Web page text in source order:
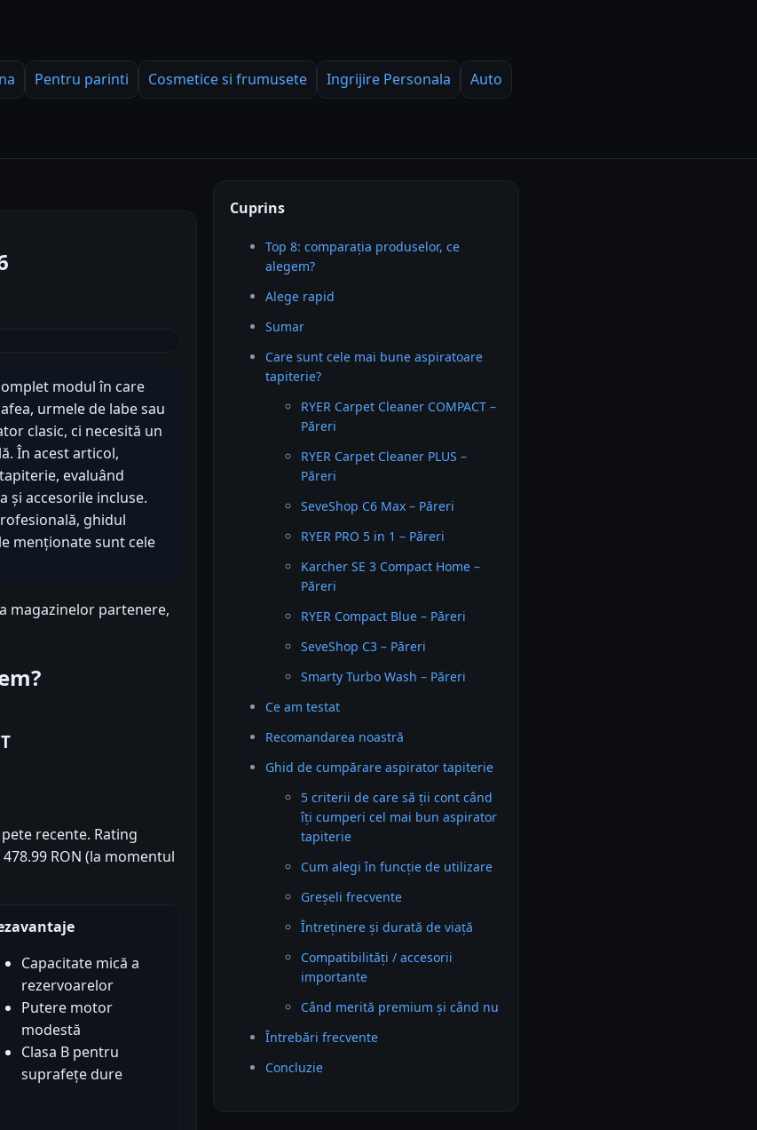
Pentru parinti Cosmetice si frumusete Ingrijire Personala
Auto
modul în care
urmele de labe sau
clasic, ci necesită un
În acest articol,
evaluând
și accesorile incluse.
ghidul
menționate sunt cele
magazinelor partenere,
recente. Rating
RON (la momentul
Capacitate mică a
rezervoarelor
Putere motor
modestă
Clasa B pentru
suprafețe dure
Cuprins
Top 8: comparația produselor, ce
alegem?
Alege rapid
Sumar
Care sunt cele mai bune aspiratoare
tapiterie?
RYER Carpet Cleaner COMPACT –
Păreri
RYER Carpet Cleaner PLUS –
Păreri
SeveShop C6 Max – Păreri
RYER PRO 5 in 1 – Păreri
Karcher SE 3 Compact Home –
Păreri
RYER Compact Blue – Păreri
SeveShop C3 – Păreri
Smarty Turbo Wash – Păreri
Ce am testat
Recomandarea noastră
Ghid de cumpărare aspirator tapiterie
5 criterii de care să ții cont când
îți cumperi cel mai bun aspirator
tapiterie
Cum alegi în funcție de utilizare
Greșeli frecvente
Întreținere și durată de viață
Compatibilități / accesorii
importante
Când merită premium și când nu
Întrebări frecvente
Concluzie